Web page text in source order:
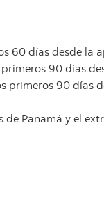
60 días desde la
90 días
primeros 90 días
Panamá y el